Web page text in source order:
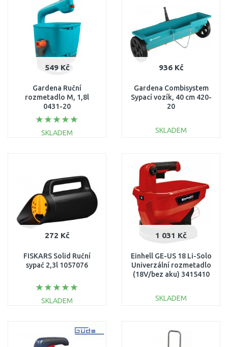
Porovnat Porovnat
549 Kč
Gardena Ruční
rozmetadlo M, 1,8l
0431-20
SKLADEM
936 Kč
Gardena Combisystem
Sypací vozík, 40 cm 420-
20
SKLADEM
Porovnat
272 Kč
FISKARS Solid Ruční
sypač 2,3l 1057076
SKLADEM
Porovnat
1 031 Kč
Einhell GE-US 18 Li-Solo
Univerzální rozmetadlo
(18V/bez aku) 3415410
SKLADEM
Porovnat